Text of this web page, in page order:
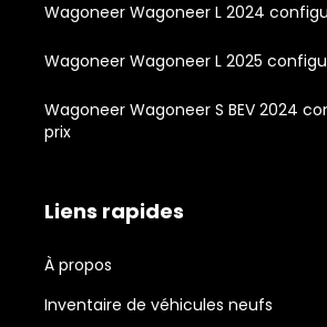
Wagoneer Wagoneer L 2024
Wagoneer Wagoneer L 2025
Wagoneer Wagoneer S BEV 2024
prix
Liens rapides
À propos
Inventaire de véhicules neufs